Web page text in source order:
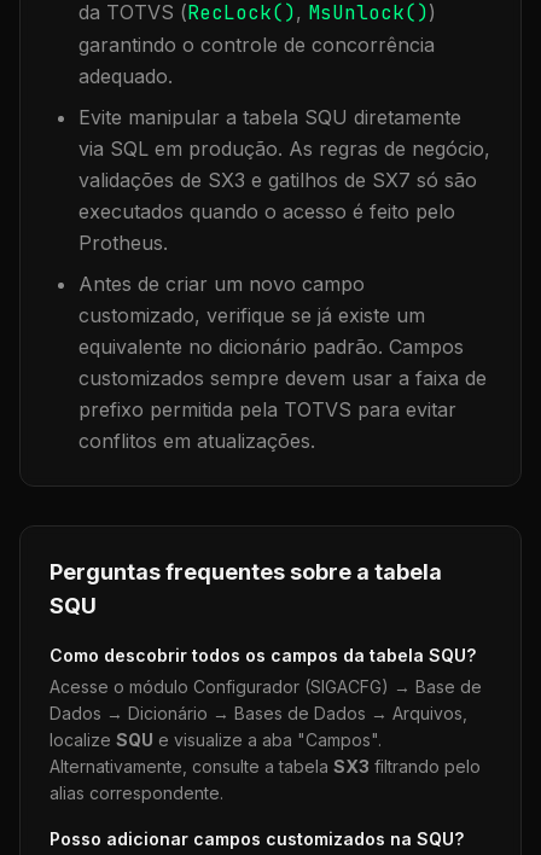
da TOTVS (RecLock(), MsUnlock())
garantindo o controle de concorrência
adequado.
Evite manipular a tabela SQU diretamente
via SQL em produção. As regras de negócio,
validações de SX3 e gatilhos de SX7 só são
executados quando o acesso é feito pelo
Protheus.
Antes de criar um novo campo
customizado, verifique se já existe um
equivalente no dicionário padrão. Campos
customizados sempre devem usar a faixa de
prefixo permitida pela TOTVS para evitar
conflitos em atualizações.
Perguntas frequentes sobre a tabela
SQU
Como descobrir todos os campos da tabela SQU?
Acesse o módulo Configurador (SIGACFG) → Base de
Dados → Dicionário → Bases de Dados → Arquivos,
localize SQU e visualize a aba "Campos".
Alternativamente, consulte a tabela SX3 filtrando pelo
alias correspondente.
Posso adicionar campos customizados na SQU?